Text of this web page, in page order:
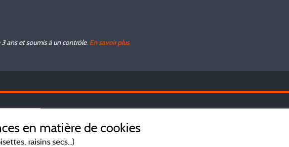
ans et soumis à un contrôle. En savoir plus
Mentions légales
en matière de cookies
raisins secs...)